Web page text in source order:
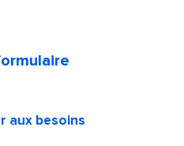
aux besoins